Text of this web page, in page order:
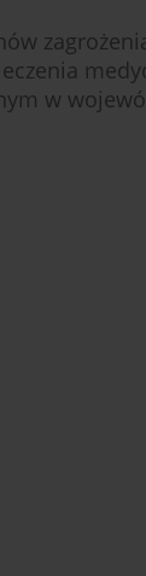
w